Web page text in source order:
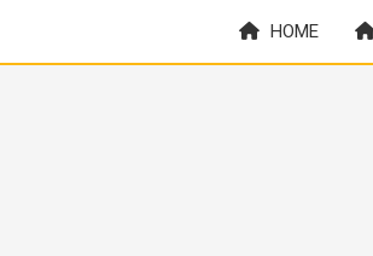
HOME